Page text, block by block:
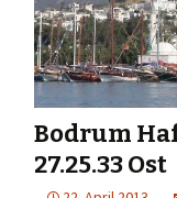
Bodrum
27.25.33 Ost